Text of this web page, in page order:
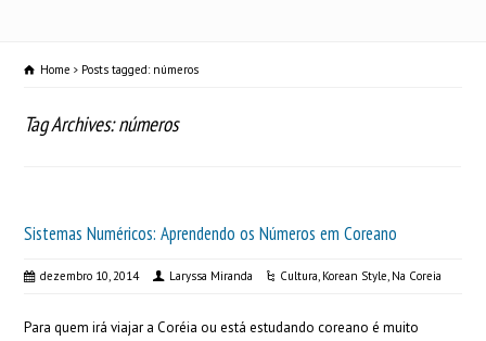
Home Posts tagged: números
Tag Archives: números
Sistemas Numéricos: Aprendendo os Números em Coreano
dezembro 10, 2014 Laryssa Miranda Cultura, Korean Style, Na Coreia
Para quem irá viajar a Coréia ou está estudando coreano é muito